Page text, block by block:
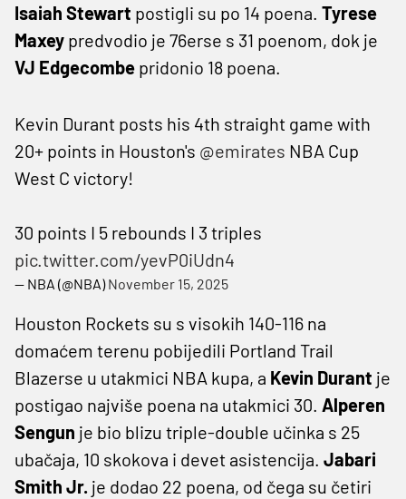
Isaiah Stewart postigli su po 14 poena. Tyrese
Maxey predvodio je 76erse s 31 poenom, dok je
VJ Edgecombe pridonio 18 poena.
Kevin Durant posts his 4th straight game with
20+ points in Houston's @emirates NBA Cup
West C victory!
30 points I 5 rebounds I 3 triples
pic.twitter.com/yevP0iUdn4
— NBA (@NBA)November 15, 2025
Houston Rockets su s visokih 140-116 na
domaćem terenu pobijedili Portland Trail
Blazerse u utakmici NBA kupa, a Kevin Durant je
postigao najviše poena na utakmici 30. Alperen
Sengun je bio blizu triple-double učinka s 25
ubačaja, 10 skokova i devet asistencija. Jabari
Smith Jr. je dodao 22 poena, od čega su četiri